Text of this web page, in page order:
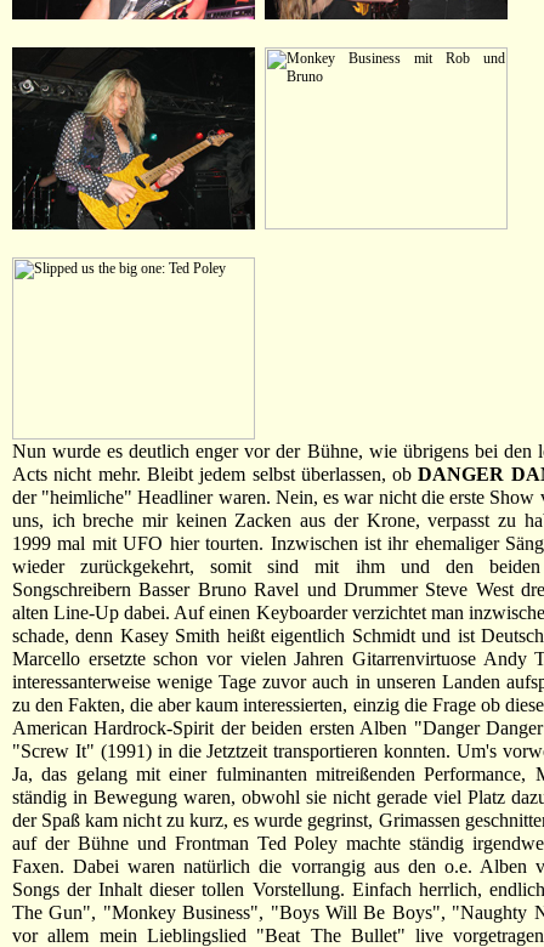
Nun wurde es deutlich enger vor der Bühne, wie übrigens bei den
Acts nicht mehr. Bleibt jedem selbst überlassen, obDANGER
der "heimliche" Headliner waren. Nein, es war nicht die erste Show
uns, ich breche mir keinen Zacken aus der Krone, verpasst zu
1999 mal mit UFO hier tourten. Inzwischen ist ihr ehemaliger
wieder zurückgekehrt, somit sind mit ihm und den
Songschreibern Basser Bruno Ravel und Drummer Steve West
alten Line-Up dabei. Auf einen Keyboarder verzichtet man
schade, denn Kasey Smith heißt eigentlich Schmidt und ist
Marcello ersetzte schon vor vielen Jahren Gitarrenvirtuose Andy
interessanterweise wenige Tage zuvor auch in unseren Landen
zu den Fakten, die aber kaum interessierten, einzig die Frage ob
American Hardrock-Spirit der beiden ersten Alben "Danger
"Screw It" (1991) in die Jetztzeit transportieren konnten. Um's
Ja, das gelang mit einer fulminanten mitreißenden Performance,
ständig in Bewegung waren, obwohl sie nicht gerade viel Platz
der Spaß kam nicht zu kurz, es wurde gegrinst, Grimassen
auf der Bühne und Frontman Ted Poley machte ständig
Faxen. Dabei waren natürlich die vorrangig aus den o.e. Alben
Songs der Inhalt dieser tollen Vorstellung. Einfach herrlich,
The Gun", "Monkey Business", "Boys Will Be Boys", "Naughty
vor allem mein Lieblingslied "Beat The Bullet" live